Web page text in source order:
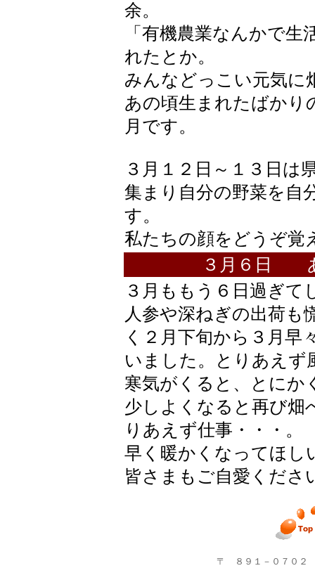
余。
「有機農業なんかで
れたとか。
みんなどっこい元気に
あの頃生まれたばかり
月です。
３月１２日～１３日は
集まり自分の野菜を自
す。
私たちの顔をどうぞ覚
３月６日
３月ももう６日過ぎて
人参や深ねぎの出荷も
く２月下旬から３月早
いました。とりあえず
寒気がくると、とにか
少しよくなると再び畑
りあえず仕事・・・。
早く暖かくなってほし
皆さまもご自愛くださ
〒 ８９１－０７０２